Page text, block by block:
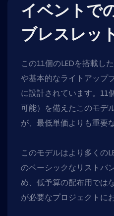
イベントで
ブレスレッ
この11個のLEDを搭載し
や基本的なライトアップ
に設計されています。11
可能）を備えたこのモデ
が、最低単価よりも重要
このモデルはより多くの
のベーシックなリストバ
め、低予算の配布用では
が必要なプロジェクトに